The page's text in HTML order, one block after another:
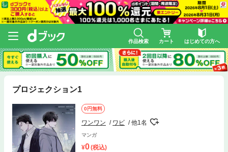
作品検索 カート はじめての方へ
プロジェクション1
0円無料
ワンワン ワビ 他1名
マンガ
0(税込)